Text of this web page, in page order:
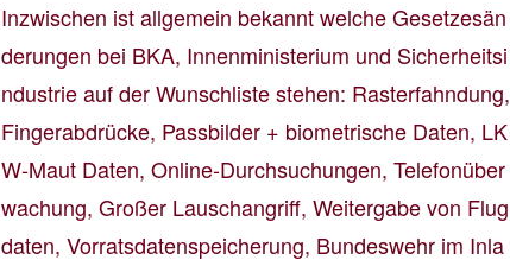
Inzwischen ist allgemein bekannt welche Gesetzesän
derungen bei BKA, Innenministerium und Sicherheitsi
ndustrie auf der Wunschliste stehen: Rasterfahndung,
Fingerabdrücke, Passbilder + biometrische Daten, LK
W-Maut Daten, Online-Durchsuchungen, Telefonüber
wachung, Großer Lauschangriff, Weitergabe von Flug
daten, Vorratsdatenspeicherung, Bundeswehr im Inla